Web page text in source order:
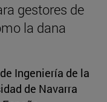
gestores de
la dana
Ingeniería de la
de Navarra